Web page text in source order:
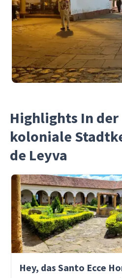
Highlights In der
koloniale
de Leyva